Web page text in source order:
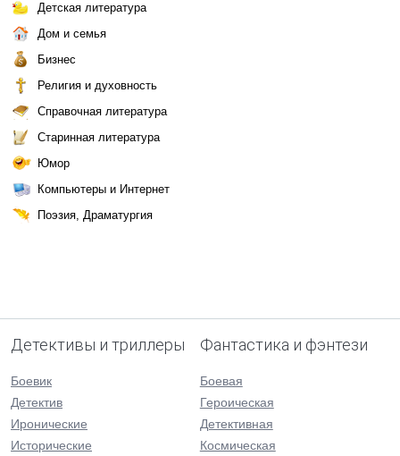
Детская литература
Дом и семья
Бизнес
Религия и духовность
Справочная литература
Старинная литература
Юмор
Компьютеры и Интернет
Поэзия, Драматургия
Детективы и триллеры
Боевик
Детектив
Иронические
Исторические
Фантастика и фэнтези
Боевая
Героическая
Детективная
Космическая